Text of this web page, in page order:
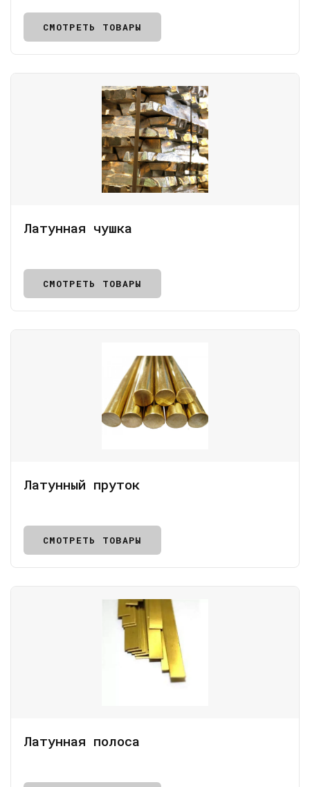
СМОТРЕТЬ ТОВАРЫ
Латунная чушка
СМОТРЕТЬ ТОВАРЫ
Латунный пруток
СМОТРЕТЬ ТОВАРЫ
Латунная полоса